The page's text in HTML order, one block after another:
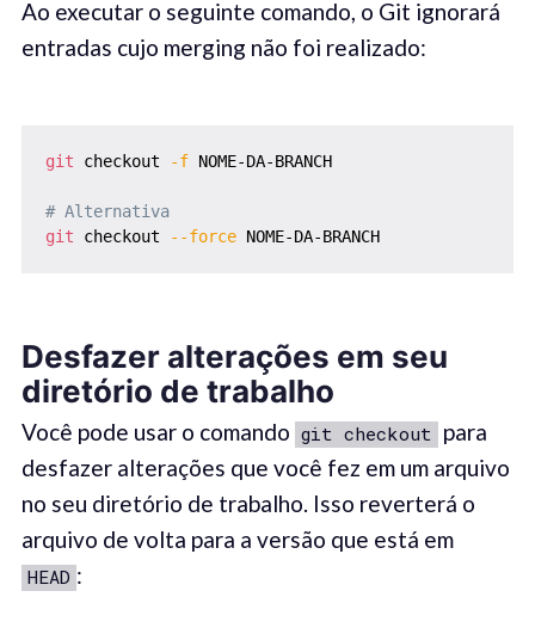
Ao executar o seguinte comando, o Git ignorará
entradas cujo merging não foi realizado:
git checkout -f NOME-DA-BRANCH
# Alternativa
git checkout --force NOME-DA-BRANCH
Desfazer alterações em seu
diretório de trabalho
Você pode usar o comando git checkout para
desfazer alterações que você fez em um arquivo
no seu diretório de trabalho. Isso reverterá o
arquivo de volta para a versão que está em
HEAD :